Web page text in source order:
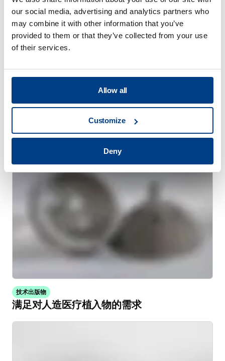
our social media, advertising and analytics partners who
may combine it with other information that you’ve
provided to them or that they’ve collected from your use
of their services.
Allow all
Customize
Deny
通过高压热处理（HPHT™）减少热处理变形
技术出版物
满足对人造医疗植入物的需求